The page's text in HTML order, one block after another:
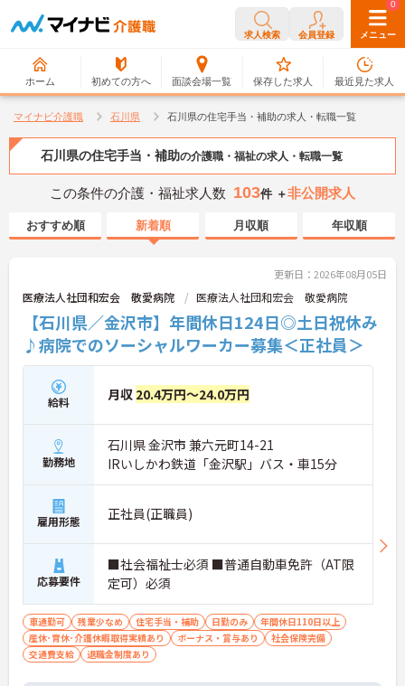
求人検索 会員登録 メニュー
ホーム 初めての方へ 面談会場一覧
0
保存した求人
0
最近見た求人
マイナビ介護職 石川県 石川県の住宅手当・補助の求人・転職一覧
石川県の住宅手当・補助の介護職・福祉の求人・転職一覧
この条件の介護・福祉求人数 103件 ＋非公開求人
おすすめ順 新着順 月収順 年収順
更新日：2026年08月05日
医療法人社団和宏会 敬愛病院 医療法人社団和宏会 敬愛病院
【石川県／金沢市】年間休日124日◎土日祝休み
♪病院でのソーシャルワーカー募集＜正社員＞
給料 月収 20.4万円～24.0万円
勤務地
石川県 金沢市 兼六元町14-21
IRいしかわ鉄道「金沢駅」バス・車15分
雇用形態 正社員(正職員)
応募要件
■社会福祉士必須 ■普通自動車免許（AT限
定可）必須
車通勤可 残業少なめ 住宅手当・補助 日勤のみ
年間休日110日以上
産休･育休･介護休暇取得実績あり
ボーナス・賞与あり
社会保険完備
交通費支給
退職金制度あり